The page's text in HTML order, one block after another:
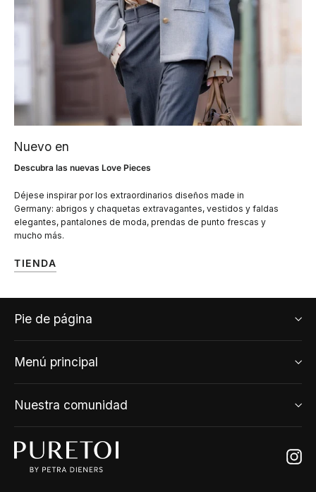
Nuevo en
Descubra las nuevas Love Pieces
Déjese inspirar por los extraordinarios diseños made in
Germany: abrigos y chaquetas extravagantes, vestidos y faldas
elegantes, pantalones de moda, prendas de punto frescas y
mucho más.
TIENDA
Pie de página
Menú principal
Nuestra comunidad